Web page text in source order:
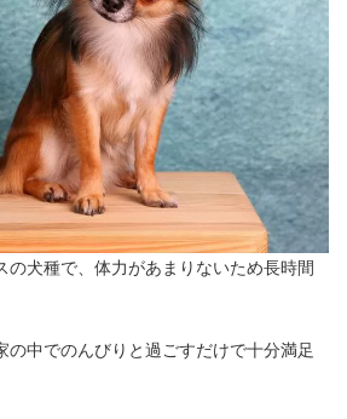
の犬種で、体力があまりないため長時間
の中でのんびりと過ごすだけで十分満足